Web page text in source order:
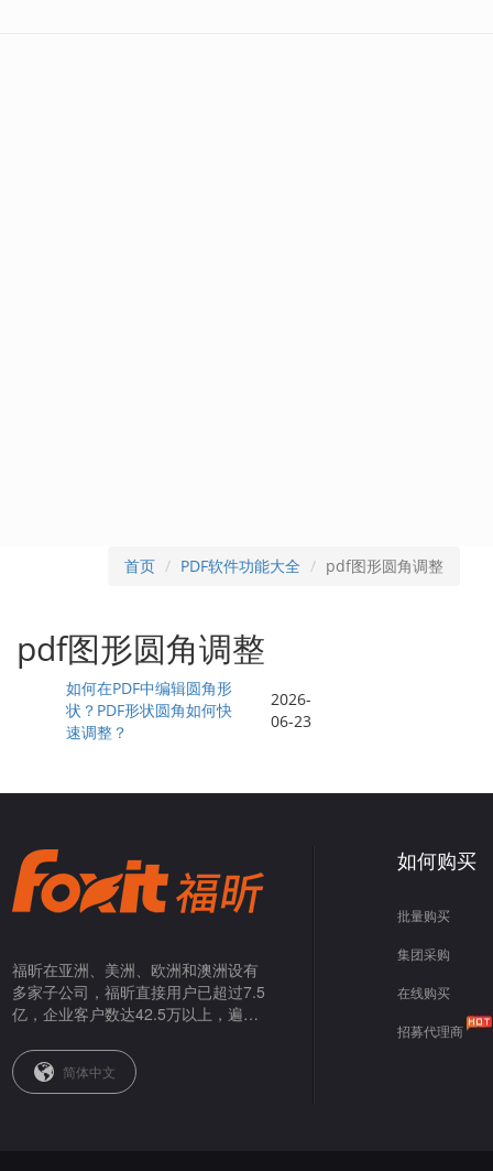
首页 PDF软件功能大全 pdf图形圆角调整
pdf图形圆角调整
如何在PDF中编辑圆角形
状？PDF形状圆角如何快
速调整？
2026-
06-23
福昕在亚洲、美洲、欧洲和澳洲设有
多家子公司，福昕直接用户已超过7.5
亿，企业客户数达42.5万以上，遍布
简体中文
如何购买
批量购买
集团采购
在线购买
招募代理商